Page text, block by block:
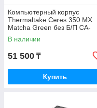
Компьютерный корпус
Thermaltake Ceres 350 MX
Matcha Green без Б/П CA-
1Z3-00MEWN-00
В наличии
51 500 ₸
Купить